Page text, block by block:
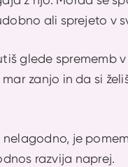
ali sprejeto v
glede sprememb
zanjo in da si
je
razvija naprej.